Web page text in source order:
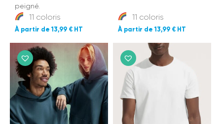
peigné.
11 coloris
13,99 €
11 coloris
13,99 €